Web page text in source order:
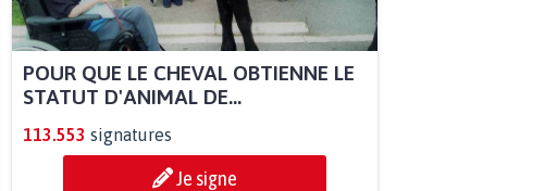
POUR QUE LE CHEVAL OBTIENNE LE
STATUT D'ANIMAL DE...
113.553 signatures
Je signe